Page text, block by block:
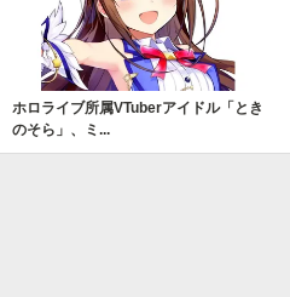
ホロライブ所属VTuberアイドル「とき
のそら」、ミ...